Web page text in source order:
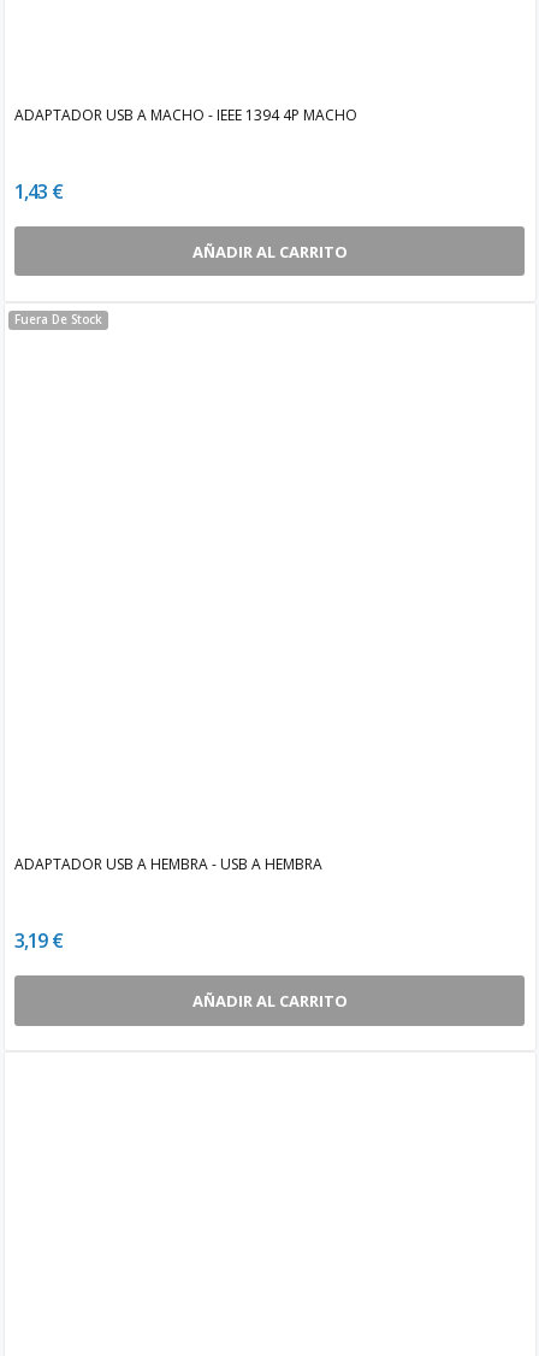
ADAPTADOR USB A MACHO - IEEE 1394 4P MACHO
1,43 €
AÑADIR AL CARRITO
Fuera De Stock
ADAPTADOR USB A HEMBRA - USB A HEMBRA
3,19 €
AÑADIR AL CARRITO